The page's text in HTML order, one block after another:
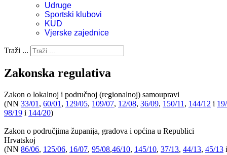
Udruge
Sportski klubovi
KUD
Vjerske zajednice
Traži ...
Zakonska regulativa
Zakon o lokalnoj i područnoj (regionalnoj) samoupravi
(NN 33/01 , 60/01 , 129/05, 109/07, 12/08, 36/09, 150/11 , 144/12 i
98/19 i 144/20)
Zakon o područjima županija, gradova i općina u Republici
Hrvatskoj
(NN 86/06, 125/06, 16/07, 95/08,46/10, 145/10, 37/13, 44/13, 45/13